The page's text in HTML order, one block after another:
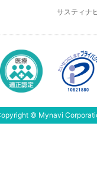
サスティナ
© Mynavi